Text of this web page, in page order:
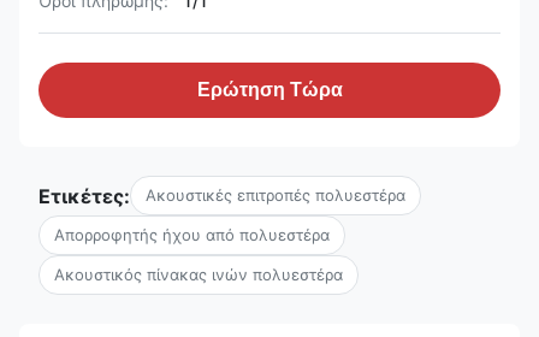
Ερώτηση Τώρα
Ετικέτες: Ακουστικές επιτροπές πολυεστέρα
Απορροφητής ήχου από πολυεστέρα
Ακουστικός πίνακας ινών πολυεστέρα